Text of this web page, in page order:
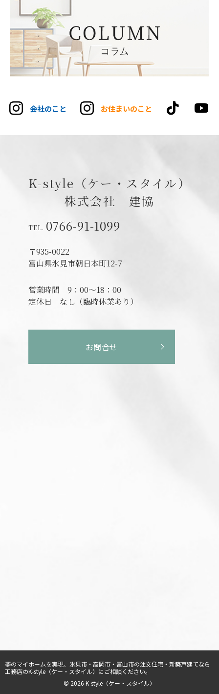
会社のこと お住まいのこと
K-style（ケー・スタイル）
株式会社 建協
0766-91-1099
〒935-0022
富山県氷見市朝日本町12-7
営業時間 9：00～18：00
定休日 なし（臨時休業あり）
お問合せ
© 2026 K-style（ケー・スタイル）
夢のマイホームを実現、 氷見市・高岡市・富山市の注文住宅・新築戸建てなら
工務店のK-style（ケー・スタイル） にご相談ください。